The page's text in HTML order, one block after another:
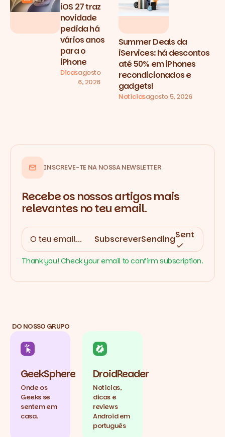
iOS 27 traz
novidade
pedida há
vários anos
para o
iPhone
Dicasagosto
6, 2026
Summer Deals da
iServices: há descontos
até 50% em iPhones
recondicionados e
gadgets!
Notíciasagosto 5, 2026
INSCREVE-TE NA NOSSA NEWSLETTER
Recebe os nossos artigos mais
relevantes no teu email.
SubscreverSendingSent
Thank you! Check your email to confirm subscription.
DO NOSSO GRUPO
GeekSphere
Onde os
Geeks se
sentem em
casa.
DroidReader
Notícias,
dicas e
reviews
Android em
português